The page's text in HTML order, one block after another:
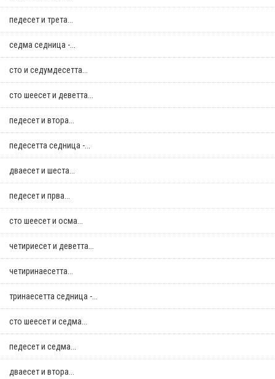
педесет и трета...
седма седница -...
сто и седумдесетта...
сто шеесет и деветта...
педесет и втора...
педесетта седница -...
дваесет и шеста...
педесет и прва...
сто шеесет и осма...
четириесет и деветта...
четиринаесетта...
тринаесетта седница -...
сто шеесет и седма...
педесет и седма...
дваесет и втора...